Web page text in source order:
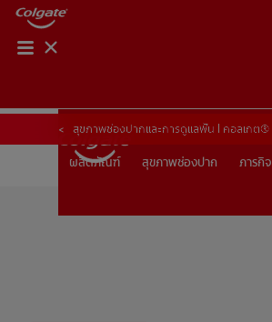
ผลิตภัณฑ์ สุขภาพช่องปาก
ผลิตภัณฑ์ สุขภาพช่องปาก ภารกิจ
สุขภาพช่องปากและการดูแลฟัน | คอลเกต®